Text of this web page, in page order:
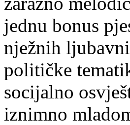
jednu bonus
nježnih
političke
socijalno
iznimno